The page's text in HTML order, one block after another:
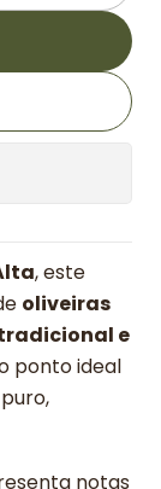
, este
oliveiras
e
ponto ideal
notas